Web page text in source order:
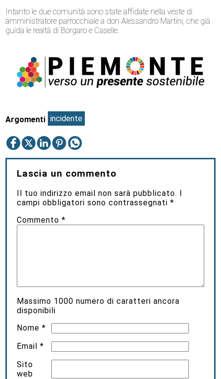
Intanto le due comunità sono state affidate nella veste di
amministratore parrocchiale a don Alessandro Martini, che già
guida le realtà di Borgaro e Caselle.
Argomenti incidente
Lascia un commento
Il tuo indirizzo email non sarà pubblicato. I
campi obbligatori sono contrassegnati*
Commento*
Massimo 1000 numero di caratteri ancora
disponibili
Nome*
Email*
Sito
web